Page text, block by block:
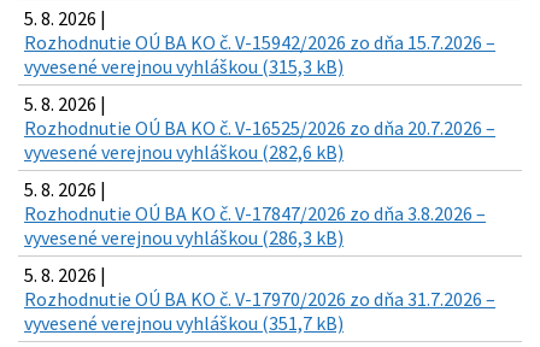
5. 8. 2026 |
Rozhodnutie OÚ BA KO č. V-15942/2026 zo dňa 15.7.2026 –
vyvesené verejnou vyhláškou (315,3 kB)
5. 8. 2026 |
Rozhodnutie OÚ BA KO č. V-16525/2026 zo dňa 20.7.2026 –
vyvesené verejnou vyhláškou (282,6 kB)
5. 8. 2026 |
Rozhodnutie OÚ BA KO č. V-17847/2026 zo dňa 3.8.2026 –
vyvesené verejnou vyhláškou (286,3 kB)
5. 8. 2026 |
Rozhodnutie OÚ BA KO č. V-17970/2026 zo dňa 31.7.2026 –
vyvesené verejnou vyhláškou (351,7 kB)